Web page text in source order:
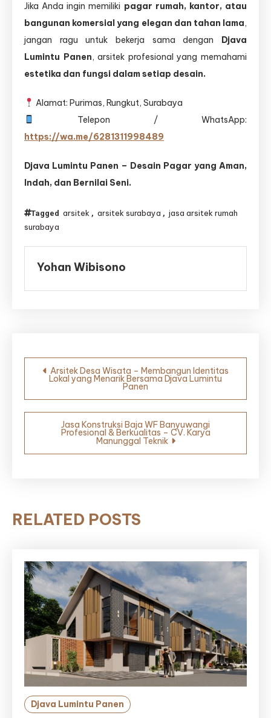
Jika Anda ingin memiliki pagar rumah, kantor, atau
bangunan komersial yang elegan dan tahan lama,
jangan ragu untuk bekerja sama dengan Djava
Lumintu Panen, arsitek profesional yang memahami
estetika dan fungsi dalam setiap desain.
Alamat: Purimas, Rungkut, Surabaya
Telepon / WhatsApp:
https://wa.me/6281311998489
Djava Lumintu Panen – Desain Pagar yang Aman,
Indah, dan Bernilai Seni.
Tagged arsitek , arsitek surabaya , jasa arsitek rumah
surabaya
Yohan Wibisono
Navigasi
pos
Arsitek Desa Wisata – Membangun Identitas
Lokal yang Menarik Bersama Djava Lumintu
Panen
Jasa Konstruksi Baja WF Banyuwangi
Profesional & Berkualitas – CV. Karya
Manunggal Teknik
RELATED POSTS
Djava Lumintu Panen